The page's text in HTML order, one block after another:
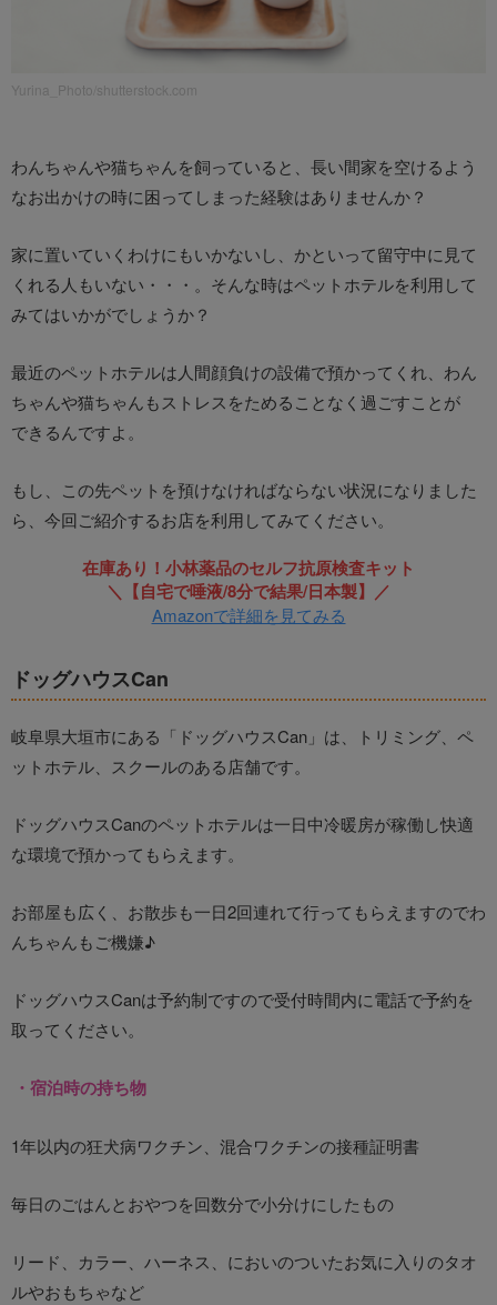
Yurina_Photo/shutterstock.com
わんちゃんや猫ちゃんを飼っていると、長い間家を空けるよう
なお出かけの時に困ってしまった経験はありませんか？
家に置いていくわけにもいかないし、かといって留守中に見て
くれる人もいない・・・。そんな時はペットホテルを利用して
みてはいかがでしょうか？
最近のペットホテルは人間顔負けの設備で預かってくれ、わん
ちゃんや猫ちゃんもストレスをためることなく過ごすことが
できるんですよ。
もし、この先ペットを預けなければならない状況になりました
ら、今回ご紹介するお店を利用してみてください。
在庫あり！小林薬品のセルフ抗原検査キット
＼【自宅で唾液/8分で結果/日本製】／
Amazonで詳細を見てみる
ドッグハウスCan
岐阜県大垣市にある「ドッグハウスCan」は、トリミング、ペ
ットホテル、スクールのある店舗です。
ドッグハウスCanのペットホテルは一日中冷暖房が稼働し快適
な環境で預かってもらえます。
お部屋も広く、お散歩も一日2回連れて行ってもらえますのでわ
んちゃんもご機嫌♪
ドッグハウスCanは予約制ですので受付時間内に電話で予約を
取ってください。
・宿泊時の持ち物
1年以内の狂犬病ワクチン、混合ワクチンの接種証明書
毎日のごはんとおやつを回数分で小分けにしたもの
リード、カラー、ハーネス、においのついたお気に入りのタオ
ルやおもちゃなど